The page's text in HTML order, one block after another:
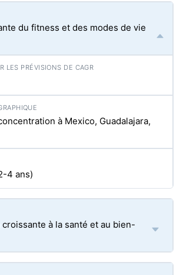
du fitness et des modes de vie
à Mexico, Guadalajara,
4 ans)
à la santé et au bien-